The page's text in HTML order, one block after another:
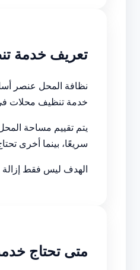
تعريف خدمة
نظافة المحل عنصر
خدمة تنظيف محلات
يتم تقييم مساحة
سريعًا، بينما أخرى
الهدف ليس فقط إزالة
متى تحتاج